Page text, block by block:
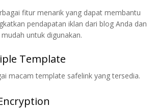
fitur menarik yang dapat membantu
pendapatan iklan dari blog Anda dan
mudah untuk digunakan.
Template
macam template safelink yang tersedia.